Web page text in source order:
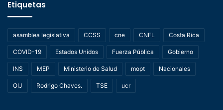
Etiquetas
asamblea legislativa CCSS cne CNFL Costa Rica
COVID-19 Estados Unidos Fuerza Pública Gobierno
INS MEP Ministerio de Salud mopt Nacionales
OIJ Rodrigo Chaves. TSE ucr